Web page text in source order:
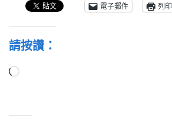
電子郵件 列印
請按讚：
正